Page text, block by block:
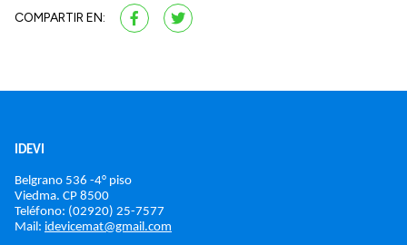
COMPARTIR EN:
IDEVI
Belgrano 536 -4° piso
Viedma. CP 8500
Teléfono: (02920) 25-7577
Mail: idevicemat@gmail.com